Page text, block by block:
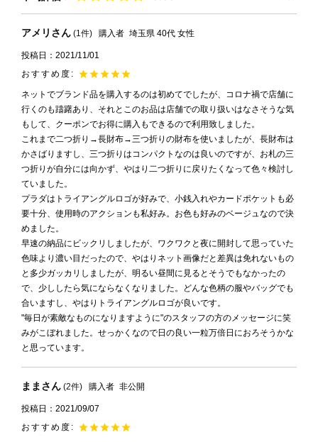
アメリ 1 購入者 埼玉県 40代 女性
投稿日 2021/11/01
ネットでブランド品を購入するのは初めてでしたが、コロナ禍で店舗に
行くのも躊躇あり、それとこのお品は店舗での取り扱いはなさそうな気
もして、クーポンでお得に購入もできるので利用致しました。
これまで二つ折り→長財布→三つ折りの財布を使いましたが、長財布は
かさばりますし、三つ折りはコンパクトなのは良いのですが、お札の三
つ折りが自分には向かず、やはり二つ折りに戻りたくなって色々検討し
ていました。
プラダはトライアングルロゴが好みで、小銭入れやカードポケットも必
要十分、使用時のアクションも私好み。お色も好みのベージュなので決
めました。
早速の納品にビックリしましたが、ワクワクと夜に開封して思っていた
色味より濃い目だったので、やはりネット画像だと差異は免れないもの
と多少ガッカリしましたが、明るい昼間に見るとそうでもなかったの
で、少ししたら気にならなくなりました。どんな色柄の服やバッグでも
合いますし、やはりトライアングルロゴが良いです。
"毎日が素敵なものになりますように"のスタッフの方のメッセージに笑
みがこぼれました。せっかくなので日の良い一粒万倍日におろそうかな
と思っています。
まま 2 購入者 非公開
投稿日 2021/09/07